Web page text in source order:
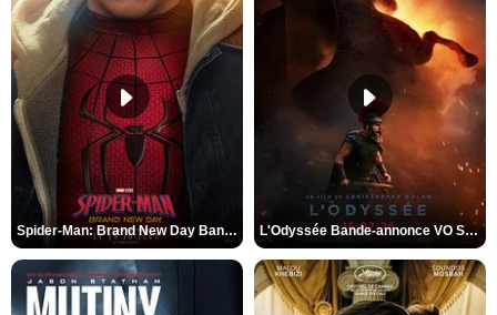
Spider-Man: Brand New Day Bande-annonce VO STFR L'Odyssée Bande-annonce VO STFR